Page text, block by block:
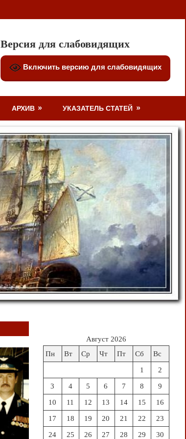
Версия для слабовидящих
Включить версию для слабовидящих
АРХИВ УКАЗАТЕЛЬ СТАТЕЙ
Август 2026
Пн
Вт Ср Чт Пт Сб Вс
1 2
3 4 5 6 7 8 9
10 11 12 13 14 15 16
17 18 19 20 21 22 23
24 25 26 27 28 29 30